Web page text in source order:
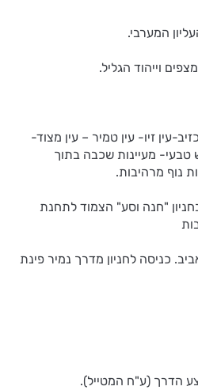
המערבי.
וייהוד הגליל.
זיו- עין טמיר – עין מצוד-
מעיינות שכבה בתוך
מרהיבות.
"חנה וסע" הצמוד לתחנת
כניסה לחניון מדרך נמיר פינת
(ע"ח המטייל).